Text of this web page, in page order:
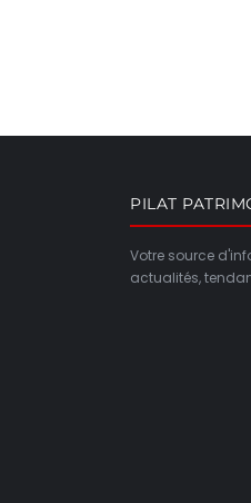
PILAT
Votre source
actualités,